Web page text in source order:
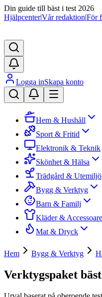
Din guide till bäst i test 2026
Hjälpcenter|Vår redaktion|För
Logga inSkapa konto
Hem & Hushåll
Sport & Fritid
Elektronik & Teknik
Skönhet & Hälsa
Trädgård & Utemiljö
Bygg & Verktyg
Barn & Familj
Kläder &
Mat & Dryck
Hem Bygg & Verktyg
Verktygspaket